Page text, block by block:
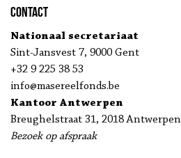
Contact
Nationaal secretariaat
Sint-Jansvest 7, 9000 Gent
+32 9 225 38 53
info@masereelfonds.be
Kantoor Antwerpen
Breughelstraat 31, 2018 Antwerpen
Bezoek op afspraak